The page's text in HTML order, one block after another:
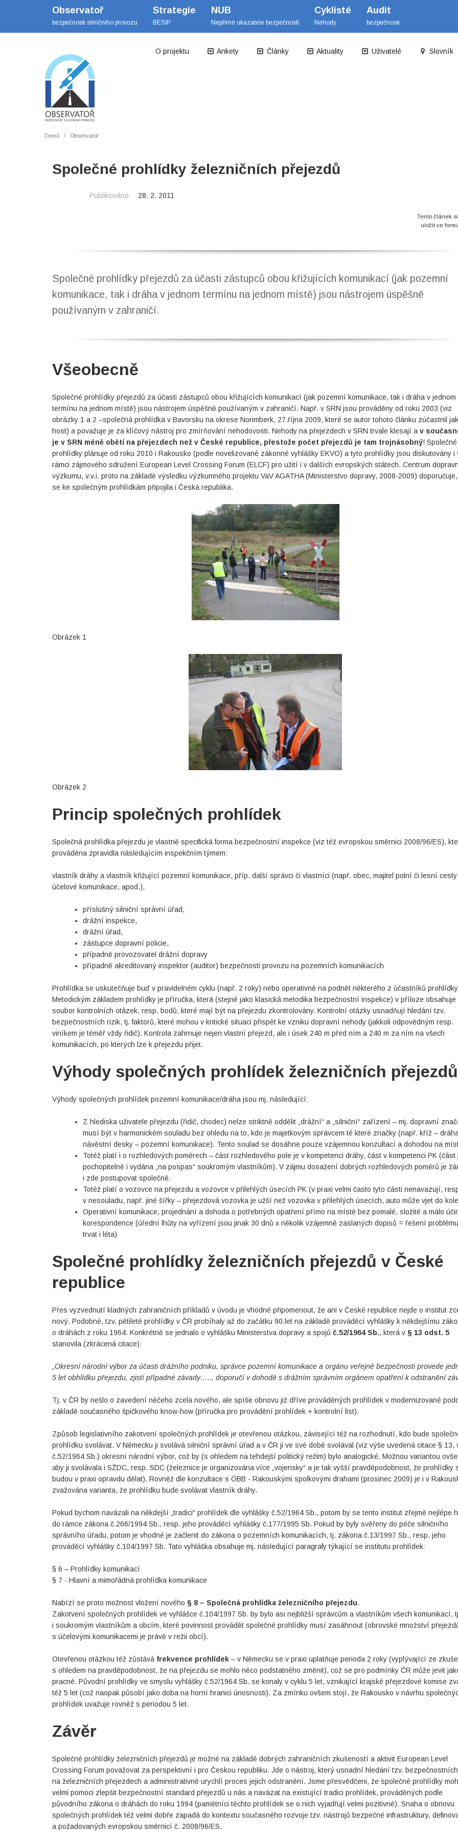
Observatoř
bezpečnosti silničního provozu
Strategie
BESIP
NUB
Nepřímé ukazatele bezpečnosti
Cyklisté
Nehody
Audit
bezpečnosti
O projektu Ankety Články Aktuality Uživatelé Slovník
Domů Observatoř
Společné prohlídky železničních přejezdů
Publikováno: 28. 2. 2011
Tento článek
uložit ve
Společné prohlídky přejezdů za účasti zástupců obou křižujících komunikací (jak pozemní
komunikace, tak i dráha v jednom termínu na jednom místě) jsou nástrojem úspěšně
používaným v zahraničí.
Všeobecně
Společné prohlídky přejezdů za účasti zástupců obou křižujících komunikací (jak pozemní komunikace, tak i dráha v jednom
termínu na jednom místě) jsou nástrojem úspěšně používaným v zahraničí. Např. v SRN jsou prováděny od roku 2003 (viz
obrázky 1 a 2 –společná prohlídka v Bavorsku na okrese Norimberk, 27.října 2009, které se autor tohoto článku zúčastnil
host) a považuje je za klíčový nástroj pro zmírňování nehodovosti. Nehody na přejezdech v SRN trvale klesají a v
je v SRN méně obětí na přejezdech než v České republice, přestože počet přejezdů je tam trojnásobný! Společné
prohlídky plánuje od roku 2010 i Rakousko (podle novelizované zákonné vyhlášky EKVO) a tyto prohlídky jsou diskutovány i
rámci zájmového sdružení European Level Crossing Forum (ELCF) pro užití i v dalších evropských státech. Centrum
výzkumu, v.v.i. proto na základě výsledku výzkumného projektu VaV AGATHA (Ministerstvo dopravy, 2008-2009)
se ke společným prohlídkám připojila i Česká republika.
Obrázek 1
Obrázek 2
Princip společných prohlídek
Společná prohlídka přejezdu je vlastně specifická forma bezpečnostní inspekce (viz též evropskou směrnici 2008/96/ES),
prováděna zpravidla následujícím inspekčním týmem:
vlastník dráhy a vlastník křižující pozemní komunikace, příp. další správci či vlastníci (např. obec, majitel polní či lesní
účelové komunikace, apod.),
příslušný silniční správní úřad,
drážní inspekce,
drážní úřad,
zástupce dopravní policie,
případně provozovatel drážní dopravy
případně akreditovaný inspektor (auditor) bezpečnosti provozu na pozemních komunikacích
Prohlídka se uskutečňuje buď v pravidelném cyklu (např. 2 roky) nebo operativně na podnět některého z účastníků
Metodickým základem prohlídky je příručka, která (stejně jako klasická metodika bezpečnostní inspekce) v příloze obsahuje
soubor kontrolních otázek, resp. bodů, které mají být na přejezdu zkontrolovány. Kontrolní otázky usnadňují hledání tzv.
bezpečnostních rizik, tj. faktorů, které mohou v kritické situaci přispět ke vzniku dopravní nehody (jakkoli odpovědným resp.
viníkem je téměř vždy řidič). Kontrola zahrnuje nejen vlastní přejezd, ale i úsek 240 m před ním a 240 m za ním na všech
komunikacích, po kterých lze k přejezdu přijet.
Výhody společných prohlídek železničních přejezdů
Výhody společných prohlídek pozemní komunikace/dráha jsou mj. následující:
Z hlediska uživatele přejezdu (řidič, chodec) nelze striktně oddělit „drážní“ a „silniční“ zařízení – mj. dopravní
musí být v harmonickém souladu bez ohledu na to, kdo je majetkovým správcem té které značky (např. kříž –
návěstní desky – pozemní komunikace). Tento soulad se dosáhne pouze vzájemnou konzultací a dohodou na
Totéž platí i o rozhledových poměrech – část rozhledového pole je v kompetenci dráhy, část v kompetenci PK (část
pochopitelně i vydána „na pospas“ soukromým vlastníkům). V zájmu dosažení dobrých rozhledových poměrů je
i zde postupovat společně.
Totéž platí o vozovce na přejezdu a vozovce v přilehlých úsecích PK (v praxi velmi často tyto části nenavazují,
v nesouladu, např. jiné šířky – přejezdová vozovka je užší než vozovka v přilehlých úsecích, auto může vjet do
Operativní komunikace, projednání a dohoda o potřebných opatření přímo na místě bez pomalé, složité a málo
korespondence (úřední lhůty na vyřízení jsou jinak 30 dnů x několik vzájemně zaslaných dopisů = řešení
trvat i léta)
Společné prohlídky železničních přejezdů v České
republice
Přes vyzvednutí kladných zahraničních příkladů v úvodu je vhodné připomenout, že ani v České republice nejde o institut
nový. Podobné, tzv. pětileté prohlídky v ČR probíhaly až do začátku 90.let na základě prováděcí vyhlášky k někdejšímu
o dráhách z roku 1964. Konkrétně se jednalo o vyhlášku Ministerstva dopravy a spojů č.52/1964 Sb., která v § 13 odst. 5
stanovila (zkrácená citace):
„Okresní národní výbor za účasti drážního podniku, správce pozemní komunikace a orgánu veřejné bezpečnosti provede
5 let obhlídku přejezdu, zjistí případné závady….., doporučí v dohodě s drážním správním orgánem opatření k odstranění
Tj. v ČR by nešlo o zavedení něčeho zcela nového, ale spíše obnovu již dříve prováděných prohlídek v modernizované
základě současného špičkového know-how (příručka pro provádění prohlídek + kontrolní list).
Způsob legislativního zakotvení společných prohlídek je otevřenou otázkou, závisející též na rozhodnutí, kdo bude
prohlídku svolávat. V Německu ji svolává silniční správní úřad a v ČR ji ve své době svolával (viz výše uvedená citace § 13,
č.52/1964 Sb.) okresní národní výbor, což by (s ohledem na tehdejší politický režim) bylo analogické. Možnou variantou
aby ji svolávala i SŽDC, resp. SDC (železnice je organizována více „vojensky“ a je tak vyšší pravděpodobnost, že prohlídky
budou v praxi opravdu dělat). Rovněž dle konzultace s ÖBB - Rakouskými spolkovými drahami (prosinec 2009) je i v
zvažována varianta, že prohlídku bude svolávat vlastník dráhy.
Pokud bychom navázali na někdejší „tradici“ prohlídek dle vyhlášky č.52/1964 Sb., potom by se tento institut zřejmě nejlépe
do rámce zákona č.266/1994 Sb., resp. jeho prováděcí vyhlášky č.177/1995 Sb. Pokud by byly svěřeny do péče silničního
správního úřadu, potom je vhodné je začlenit do zákona o pozemních komunikacích, tj. zákona č.13/1997 Sb., resp. jeho
prováděcí vyhlášky č.104/1997 Sb. Tato vyhláška obsahuje mj. následující paragrafy týkající se institutu prohlídek:
§ 6 – Prohlídky komunikací
§ 7 - Hlavní a mimořádná prohlídka komunikace
Nabízí se proto možnost vložení nového § 8 – Společná prohlídka železničního přejezdu.
Zakotvení společných prohlídek ve vyhlášce č.104/1997 Sb. by bylo asi nejbližší správcům a vlastníkům všech komunikací,
i soukromým vlastníkům a obcím, které povinnost provádět společné prohlídky musí zasáhnout (obrovské množství
s účelovými komunikacemi je právě v režii obcí).
Otevřenou otázkou též zůstává frekvence prohlídek – v Německu se v praxi uplatňuje perioda 2 roky (vyplývající ze
s ohledem na pravděpodobnost, že na přejezdu se mohlo něco podstatného změnit), což se pro podmínky ČR může jevit
pracné. Původní prohlídky ve smyslu vyhlášky č.52/1964 Sb. se konaly v cyklu 5 let, vznikající krajské přejezdové komise
též 5 let (což naopak působí jako doba na horní hranici únosnosti). Za zmínku ovšem stojí, že Rakousko v návrhu
prohlídek uvažuje rovněž s periodou 5 let.
Závěr
Společné prohlídky železničních přejezdů je možné na základě dobrých zahraničních zkušeností a aktivit European Level
Crossing Forum považovat za perspektivní i pro Českou republiku. Jde o nástroj, který usnadní hledání tzv.
na železničních přejezdech a administrativně urychlí proces jejich odstranění. Jsme přesvědčeni, že společné prohlídky
velmi pomoci zlepšit bezpečnostní standard přejezdů u nás a navázat na existující tradici prohlídek, prováděných podle
původního zákona o dráhách do roku 1994 (pamětníci těchto prohlídek se o nich vyjadřují velmi pozitivně). Snaha o obnovu
společných prohlídek též velmi dobře zapadá do kontextu současného rozvoje tzv. nástrojů bezpečné infrastruktury,
a požadovaných evropskou směrnicí č. 2008/96/ES.